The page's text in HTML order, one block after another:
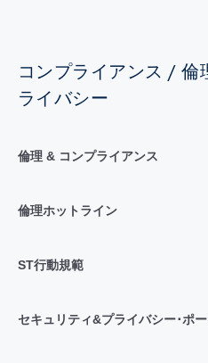
コンプライアンス /
ライバシー
倫理 & コンプライアンス
倫理ホットライン
ST行動規範
セキュリティ&プライバシー･ポ